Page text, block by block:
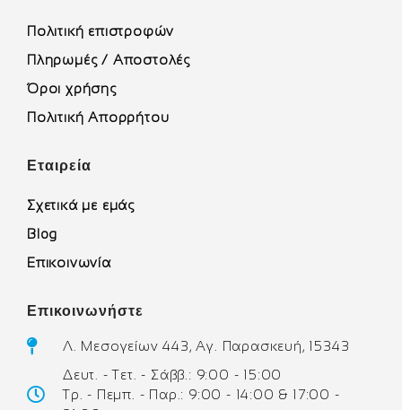
Πολιτική επιστροφών
Πληρωμές / Αποστολές
Όροι χρήσης
Πολιτική Απορρήτου
Εταιρεία
Σχετικά με εμάς
Blog
Επικοινωνία
Επικοινωνήστε
Λ. Μεσογείων 443, Αγ. Παρασκευή, 15343
Δευτ. - Τετ. - Σάββ.: 9:00 - 15:00
Τρ. - Πεμπ. - Παρ.: 9:00 - 14:00 & 17:00 -